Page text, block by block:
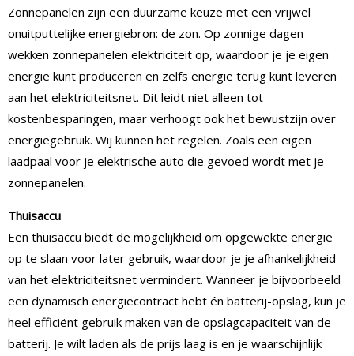
Zonnepanelen zijn een duurzame keuze met een vrijwel
onuitputtelijke energiebron: de zon. Op zonnige dagen
wekken zonnepanelen elektriciteit op, waardoor je je eigen
energie kunt produceren en zelfs energie terug kunt leveren
aan het elektriciteitsnet. Dit leidt niet alleen tot
kostenbesparingen, maar verhoogt ook het bewustzijn over
energiegebruik. Wij kunnen het regelen. Zoals een eigen
laadpaal voor je elektrische auto die gevoed wordt met je
zonnepanelen.
Thuisaccu
Een thuisaccu biedt de mogelijkheid om opgewekte energie
op te slaan voor later gebruik, waardoor je je afhankelijkheid
van het elektriciteitsnet vermindert. Wanneer je bijvoorbeeld
een dynamisch energiecontract hebt én batterij-opslag, kun je
heel efficiënt gebruik maken van de opslagcapaciteit van de
batterij. Je wilt laden als de prijs laag is en je waarschijnlijk